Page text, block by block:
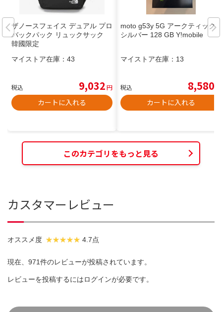
ザノースフェイス デュアル プロ
バックパック リュックサック
韓國限定
マイストア在庫： 43
税込 9,032円
カートに入れる
moto g53y 5G アークティック
シルバー 128 GB Y!mobile
マイストア在庫： 13
税込 8,580
カートに入れる
このカテゴリをもっと見る
カスタマーレビュー
オススメ度 4.7点
現在、971件のレビューが投稿されています。
レビューを投稿するにはログインが必要です。